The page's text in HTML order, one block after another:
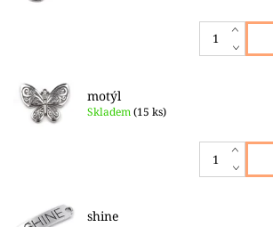
motýl
Skladem(15 ks)
shine